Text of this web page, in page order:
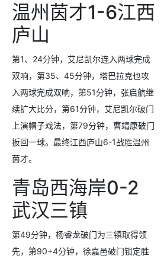
温州茵才1-6江西
庐山
第1、24分钟，艾尼凯尔连入两球完成
双响，第35、45分钟，塔巴拉克也攻
入两球完成双响，第51分钟，张启航继
续扩大比分，第61分钟，艾尼凯尔破门
上演帽子戏法，第79分钟，曹靖康破门
扳回一球。最终江西庐山6-1战胜温州
茵才。
青岛西海岸0-2
武汉三镇
第49分钟，杨睿龙破门为三镇取得领
先，第90+4分钟，徐嘉邑破门锁定胜